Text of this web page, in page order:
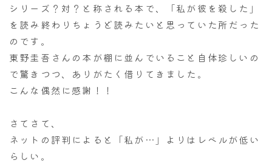
シリーズ？対？と称される本で、「私が彼を殺した」
を読み終わりちょうど読みたいと思っていた所だった
のです。
東野圭吾さんの本が棚に並んでいること自体珍しいの
で驚きつつ、ありがたく借りてきました。
こんな偶然に感謝！！
さてさて、
ネットの評判によると「私が…」よりはレベルが低い
らしい。